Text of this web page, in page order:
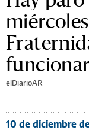
elDiarioAR
10 de diciembre